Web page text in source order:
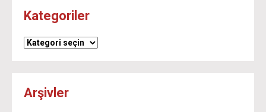
Kategoriler
Kategoriler
Arşivler